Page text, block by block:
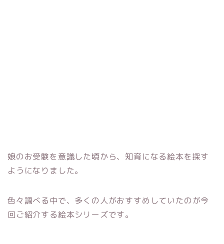
娘のお受験を意識した頃から、知育になる絵本を探す
ようになりました。
色々調べる中で、多くの人がおすすめしていたのが今
回ご紹介する絵本シリーズです。